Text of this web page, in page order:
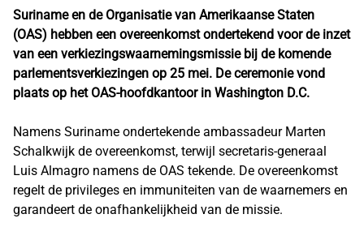
Suriname en de Organisatie van Amerikaanse Staten
(OAS) hebben een overeenkomst ondertekend voor de inzet
van een verkiezingswaarnemingsmissie bij de komende
parlementsverkiezingen op 25 mei. De ceremonie vond
plaats op het OAS-hoofdkantoor in Washington D.C.
Namens Suriname ondertekende ambassadeur Marten
Schalkwijk de overeenkomst, terwijl secretaris-generaal
Luis Almagro namens de OAS tekende. De overeenkomst
regelt de privileges en immuniteiten van de waarnemers en
garandeert de onafhankelijkheid van de missie.